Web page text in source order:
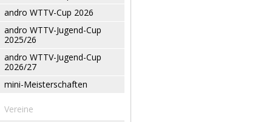
andro WTTV-Cup 2026
andro WTTV-Jugend-Cup
2025/26
andro WTTV-Jugend-Cup
2026/27
mini-Meisterschaften
Vereine